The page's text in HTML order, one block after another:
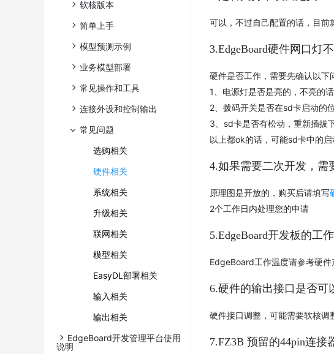
软核版本
简单上手
模型预测示例
业务模型部署
常见操作和工具
连接外设和控制输出
常见问题
选购相关
硬件相关
系统相关
升级相关
联网相关
模型相关
EasyDL部署相关
输入相关
输出相关
EdgeBoard开发管理平台使用
说明
可以，不过自己配置的话，目前
3.EdgeBoard硬件网口灯
硬件是否工作，需要先确认以下
1、电源灯是否是亮的，不亮的
2、拨码开关是否在sd卡启动的
3、sd卡是否有松动，重新插拔
以上都ok的话，可能sd卡中的
4.如果需要二次开发，需
原理图是开放的，购买后请填写
2个工作日内处理您的申请
5.EdgeBoard开发板的工
EdgeBoard工作温度请参考硬件
6.硬件的输出接口是否可
硬件接口调整，可能需要软核调
7.FZ3B 预留的44pin连接